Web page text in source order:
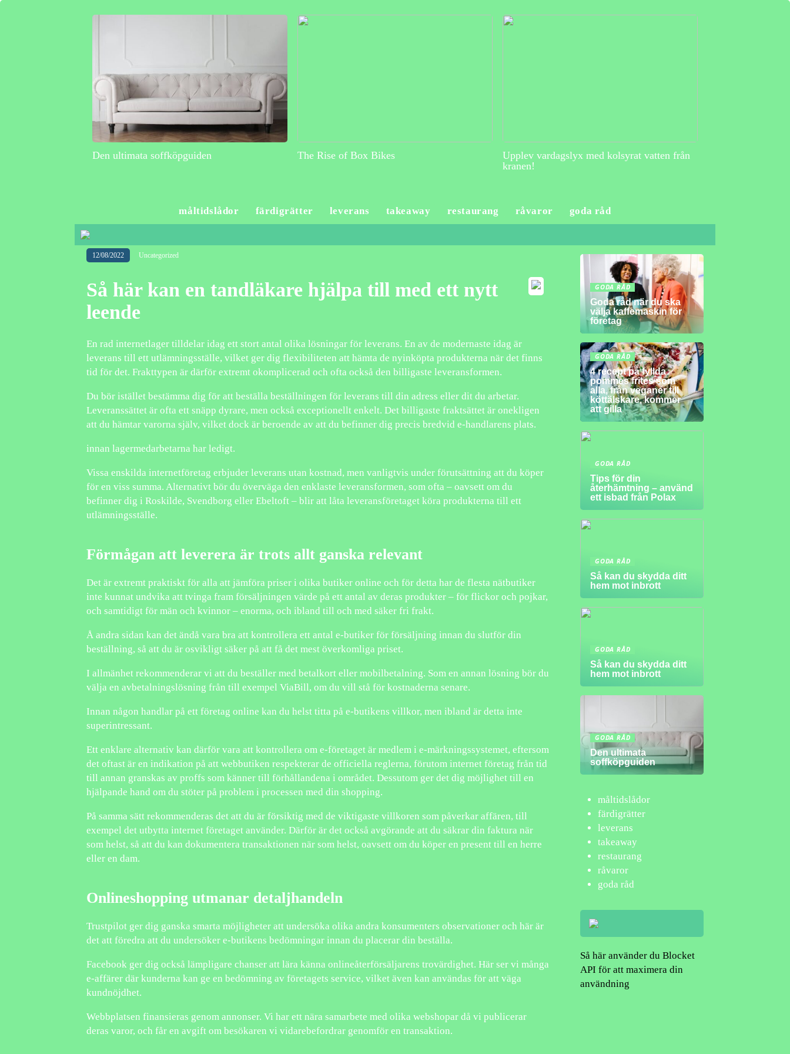
Den ultimata soffköpguiden The Rise of Box Bikes
Upplev vardagslyx med kolsyrat vatten från
kranen!
måltidslådor färdigrätter leverans takeaway restaurang råvaror goda råd
12/08/2022 Uncategorized
Så här kan en tandläkare hjälpa till med ett nytt
leende
En rad internetlager tilldelar idag ett stort antal olika lösningar för leverans. En av de modernaste idag är
leverans till ett utlämningsställe, vilket ger dig flexibiliteten att hämta de nyinköpta produkterna när det finns
tid för det. Frakttypen är därför extremt okomplicerad och ofta också den billigaste leveransformen.
Du bör istället bestämma dig för att beställa beställningen för leverans till din adress eller dit du arbetar.
Leveranssättet är ofta ett snäpp dyrare, men också exceptionellt enkelt. Det billigaste fraktsättet är onekligen
att du hämtar varorna själv, vilket dock är beroende av att du befinner dig precis bredvid e-handlarens plats.
innan lagermedarbetarna har ledigt.
Vissa enskilda internetföretag erbjuder leverans utan kostnad, men vanligtvis under förutsättning att du köper
för en viss summa. Alternativt bör du överväga den enklaste leveransformen, som ofta – oavsett om du
befinner dig i Roskilde, Svendborg eller Ebeltoft – blir att låta leveransföretaget köra produkterna till ett
utlämningsställe.
Förmågan att leverera är trots allt ganska relevant
Det är extremt praktiskt för alla att jämföra priser i olika butiker online och för detta har de flesta nätbutiker
inte kunnat undvika att tvinga fram försäljningen värde på ett antal av deras produkter – för flickor och pojkar,
och samtidigt för män och kvinnor – enorma, och ibland till och med säker fri frakt.
Å andra sidan kan det ändå vara bra att kontrollera ett antal e-butiker för försäljning innan du slutför din
beställning, så att du är osvikligt säker på att få det mest överkomliga priset.
I allmänhet rekommenderar vi att du beställer med betalkort eller mobilbetalning. Som en annan lösning bör du
välja en avbetalningslösning från till exempel ViaBill, om du vill stå för kostnaderna senare.
Innan någon handlar på ett företag online kan du helst titta på e-butikens villkor, men ibland är detta inte
superintressant.
Ett enklare alternativ kan därför vara att kontrollera om e-företaget är medlem i e-märkningssystemet, eftersom
det oftast är en indikation på att webbutiken respekterar de officiella reglerna, förutom internet företag från tid
till annan granskas av proffs som känner till förhållandena i området. Dessutom ger det dig möjlighet till en
hjälpande hand om du stöter på problem i processen med din shopping.
På samma sätt rekommenderas det att du är försiktig med de viktigaste villkoren som påverkar affären, till
exempel det utbytta internet företaget använder. Därför är det också avgörande att du säkrar din faktura när
som helst, så att du kan dokumentera transaktionen när som helst, oavsett om du köper en present till en herre
eller en dam.
Onlineshopping utmanar detaljhandeln
Trustpilot ger dig ganska smarta möjligheter att undersöka olika andra konsumenters observationer och här är
det att föredra att du undersöker e-butikens bedömningar innan du placerar din beställa.
Facebook ger dig också lämpligare chanser att lära känna onlineåterförsäljarens trovärdighet. Här ser vi många
e-affärer där kunderna kan ge en bedömning av företagets service, vilket även kan användas för att väga
kundnöjdhet.
Webbplatsen finansieras genom annonser. Vi har ett nära samarbete med olika webshopar då vi publicerar
deras varor, och får en avgift om besökaren vi vidarebefordrar genomför en transaktion.
GODA RÅD
Goda råd när du ska
välja kaffemaskin för
företag
GODA RÅD
4 recept på fyllda
pommes frites som
alla, från veganer till
köttälskare, kommer
att gilla
GODA RÅD
Tips för din
återhämtning – använd
ett isbad från Polax
GODA RÅD
Så kan du skydda ditt
hem mot inbrott
GODA RÅD
Så kan du skydda ditt
hem mot inbrott
GODA RÅD
Den ultimata
soffköpguiden
måltidslådor
färdigrätter
leverans
takeaway
restaurang
råvaror
goda råd
Så här använder du Blocket
API för att maximera din
användning